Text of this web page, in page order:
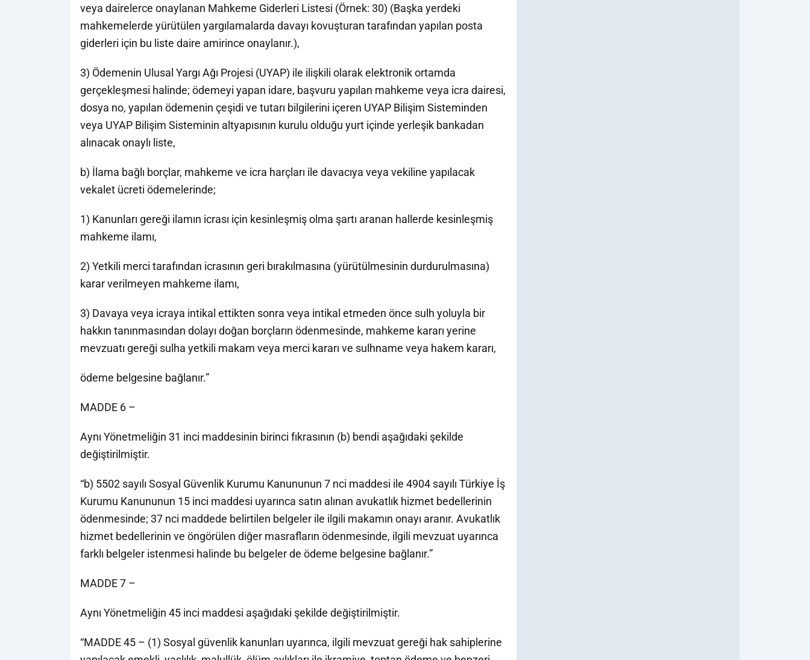
veya dairelerce onaylanan Mahkeme Giderleri Listesi (Örnek: 30) (Başka yerdeki
mahkemelerde yürütülen yargılamalarda davayı kovuşturan tarafından yapılan posta
giderleri için bu liste daire amirince onaylanır.),
3) Ödemenin Ulusal Yargı Ağı Projesi (UYAP) ile ilişkili olarak elektronik ortamda
gerçekleşmesi halinde; ödemeyi yapan idare, başvuru yapılan mahkeme veya icra dairesi,
dosya no, yapılan ödemenin çeşidi ve tutarı bilgilerini içeren UYAP Bilişim Sisteminden
veya UYAP Bilişim Sisteminin altyapısının kurulu olduğu yurt içinde yerleşik bankadan
alınacak onaylı liste,
b) İlama bağlı borçlar, mahkeme ve icra harçları ile davacıya veya vekiline yapılacak
vekalet ücreti ödemelerinde;
1) Kanunları gereği ilamın icrası için kesinleşmiş olma şartı aranan hallerde kesinleşmiş
mahkeme ilamı,
2) Yetkili merci tarafından icrasının geri bırakılmasına (yürütülmesinin durdurulmasına)
karar verilmeyen mahkeme ilamı,
3) Davaya veya icraya intikal ettikten sonra veya intikal etmeden önce sulh yoluyla bir
hakkın tanınmasından dolayı doğan borçların ödenmesinde, mahkeme kararı yerine
mevzuatı gereği sulha yetkili makam veya merci kararı ve sulhname veya hakem kararı,
ödeme belgesine bağlanır.”
MADDE 6 –
Aynı Yönetmeliğin 31 inci maddesinin birinci fıkrasının (b) bendi aşağıdaki şekilde
değiştirilmiştir.
“b) 5502 sayılı Sosyal Güvenlik Kurumu Kanununun 7 nci maddesi ile 4904 sayılı Türkiye İş
Kurumu Kanununun 15 inci maddesi uyarınca satın alınan avukatlık hizmet bedellerinin
ödenmesinde; 37 nci maddede belirtilen belgeler ile ilgili makamın onayı aranır. Avukatlık
hizmet bedellerinin ve öngörülen diğer masrafların ödenmesinde, ilgili mevzuat uyarınca
farklı belgeler istenmesi halinde bu belgeler de ödeme belgesine bağlanır.”
MADDE 7 –
Aynı Yönetmeliğin 45 inci maddesi aşağıdaki şekilde değiştirilmiştir.
“MADDE 45 – (1) Sosyal güvenlik kanunları uyarınca, ilgili mevzuat gereği hak sahiplerine